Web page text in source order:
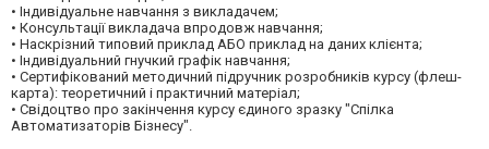
• Індивідуальне навчання з викладачем;
• Консультації викладача впродовж навчання;
• Наскрізний типовий приклад АБО приклад на даних клієнта;
• Індивідуальний гнучкий графік навчання;
• Сертифікований методичний підручник розробників курсу (флеш-
карта): теоретичний і практичний матеріал;
• Свідоцтво про закінчення курсу єдиного зразку "Спілка
Автоматизаторів Бізнесу".